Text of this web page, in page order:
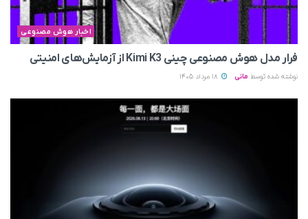
اخبار هوش مصنوعی
فرار مدل هوش مصنوعی چینی Kimi K3 از آزمایش‌های امنیتی
نوشته شده توسط مانی